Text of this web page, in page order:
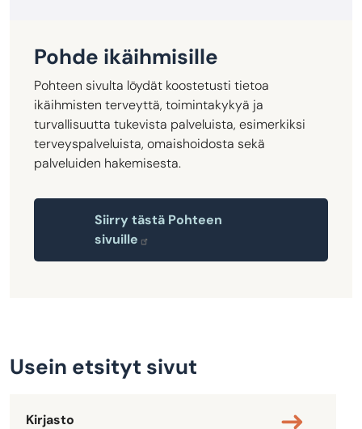
Pohde ikäihmisille
Pohteen sivulta löydät koostetusti tietoa
ikäihmisten terveyttä, toimintakykyä ja
turvallisuutta tukevista palveluista, esimerkiksi
terveyspalveluista, omaishoidosta sekä
palveluiden hakemisesta.
Siirry tästä Pohteen
sivuille
Usein etsityt sivut
Kirjasto